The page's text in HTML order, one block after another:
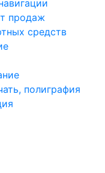
продаж
средств
полиграфия